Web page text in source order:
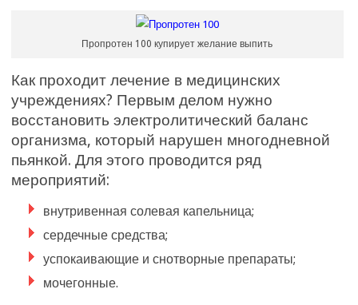
Пропротен 100 купирует желание выпить
Как проходит лечение в медицинских
учреждениях? Первым делом нужно
восстановить электролитический баланс
организма, который нарушен многодневной
пьянкой. Для этого проводится ряд
мероприятий:
внутривенная солевая капельница;
сердечные средства;
успокаивающие и снотворные препараты;
мочегонные.